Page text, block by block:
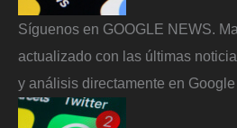
Síguenos en GOOGLE NEWS.
actualizado con las últimas
y análisis directamente en